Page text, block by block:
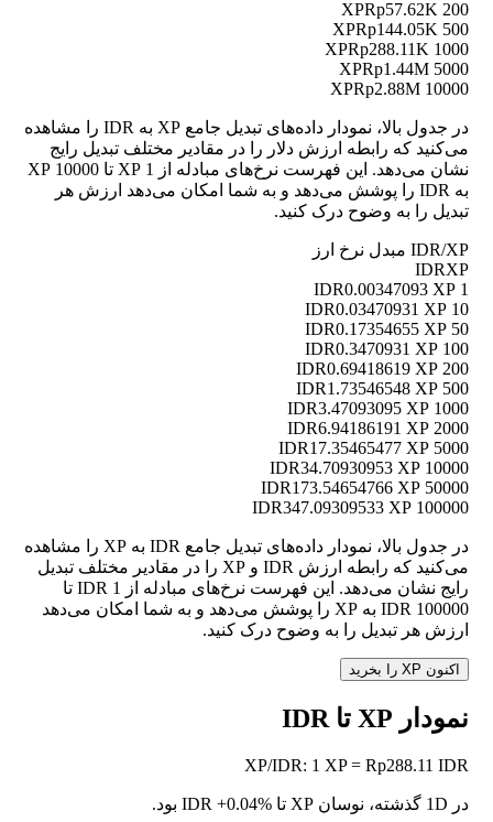
200 XP
Rp57.62K
500 XP
Rp144.05K
1000 XP
Rp288.11K
5000 XP
Rp1.44M
10000 XP
Rp2.88M
در جدول بالا، نمودار داده‌های تبدیل جامع XP به IDR را مشاهده
می‌کنید که رابطه ارزش دلار را در مقادیر مختلف تبدیل رایج
نشان می‌دهد. این فهرست نرخ‌های مبادله از 1 XP تا 10000 XP
به IDR را پوشش می‌دهد و به شما امکان می‌دهد ارزش هر
تبدیل را به وضوح درک کنید.
IDR/XP مبدل نرخ ارز
IDRXP
1 IDR
0.00347093 XP
10 IDR
0.03470931 XP
50 IDR
0.17354655 XP
100 IDR
0.3470931 XP
200 IDR
0.69418619 XP
500 IDR
1.73546548 XP
1000 IDR
3.47093095 XP
2000 IDR
6.94186191 XP
5000 IDR
17.35465477 XP
10000 IDR
34.70930953 XP
50000 IDR
173.54654766 XP
100000 IDR
347.09309533 XP
در جدول بالا، نمودار داده‌های تبدیل جامع IDR به XP را مشاهده
می‌کنید که رابطه ارزش IDR و XP را در مقادیر مختلف تبدیل
رایج نشان می‌دهد. این فهرست نرخ‌های مبادله از 1 IDR تا
100000 IDR به XP را پوشش می‌دهد و به شما امکان می‌دهد
ارزش هر تبدیل را به وضوح درک کنید.
اکنون XP را بخرید
نمودار XP تا IDR
XP/IDR: 1 XP = Rp288.11 IDR
در 1D گذشته، نوسان XP تا IDR +0.04%
بود.